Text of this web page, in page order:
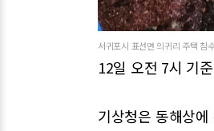
서귀포시 표선면 의귀리 주택 침
12일 오전 7시 기
기상청은 동해상